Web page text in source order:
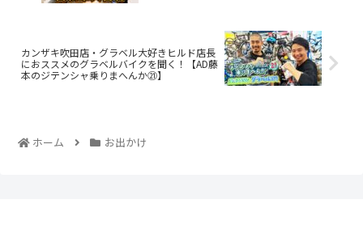
カンザキ吹田店・グラベル大好きヒルド店長
におススメのグラベルバイクを聞く！【AD藤
本のジテンシャ乗りまへんか㉑】
ホーム お出かけ